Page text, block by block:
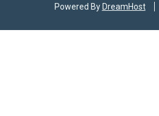
Powered By DreamHost